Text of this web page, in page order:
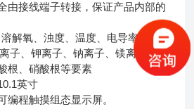
由接线端子转接，保证产品内部的
氧、浊度、温度、电导率，可选
子、钾离子、钠离子、镁离子、钙
根、硝酸根等要素
英寸
程触摸组态显示屏。